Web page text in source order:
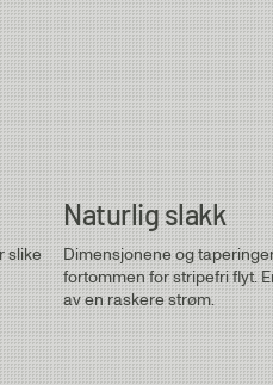
Tip Diam.
0.20mm
0.18mm
0.15mm
slike
Naturlig slakk
Dimensjonene og
fortommen for stripefri flyt.
av en raskere strøm.